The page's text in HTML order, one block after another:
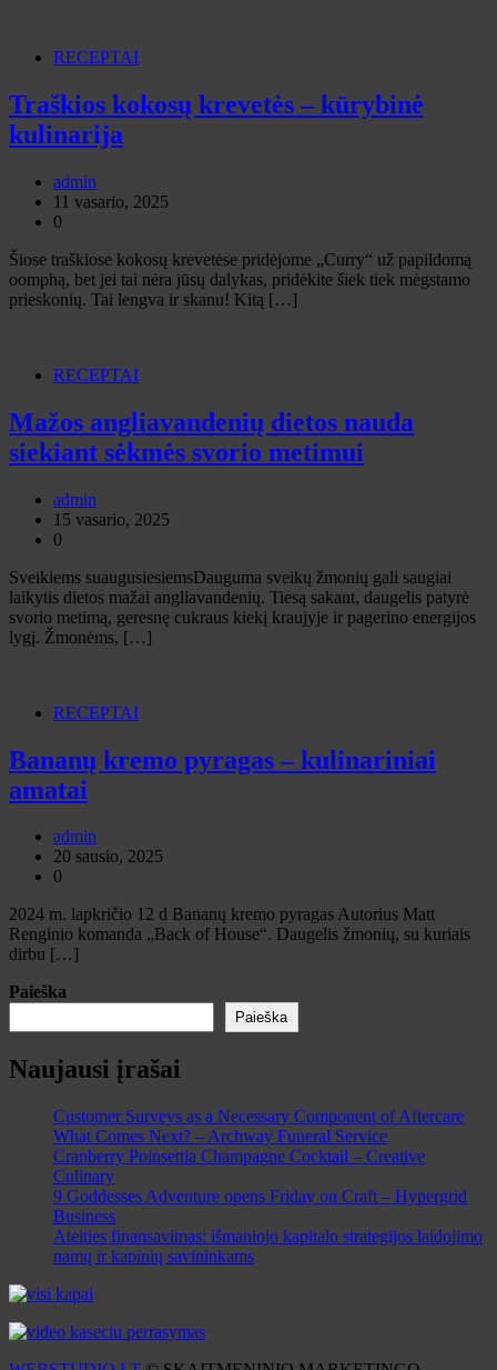
RECEPTAI
Traškios kokosų krevetės – kūrybinė
kulinarija
admin
11 vasario, 2025
0
Šiose traškiose kokosų krevetėse pridėjome „Curry“ už papildomą
oomphą, bet jei tai nėra jūsų dalykas, pridėkite šiek tiek mėgstamo
prieskonių. Tai lengva ir skanu! Kitą […]
RECEPTAI
Mažos angliavandenių dietos nauda
siekiant sėkmės svorio metimui
admin
15 vasario, 2025
0
Sveikiems suaugusiesiemsDauguma sveikų žmonių gali saugiai
laikytis dietos mažai angliavandenių. Tiesą sakant, daugelis patyrė
svorio metimą, geresnę cukraus kiekį kraujyje ir pagerino energijos
lygį. Žmonėms, […]
RECEPTAI
Bananų kremo pyragas – kulinariniai
amatai
admin
20 sausio, 2025
0
2024 m. lapkričio 12 d Bananų kremo pyragas Autorius Matt
Renginio komanda „Back of House“. Daugelis žmonių, su kuriais
dirbu […]
Paieška
Paieška
Naujausi įrašai
Customer Surveys as a Necessary Component of Aftercare
What Comes Next? – Archway Funeral Service
Cranberry Poinsettia Champagne Cocktail – Creative
Culinary
9 Goddesses Adventure opens Friday on Craft – Hypergrid
Business
Ateities finansavimas: išmaniojo kapitalo strategijos laidojimo
namų ir kapinių savininkams